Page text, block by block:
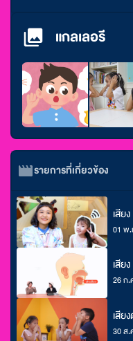
แกลเลอรี
รายการที่เกี่ยวข้อง
เสียง
01 พ.
เสียง
26 ก.
เสีย
30 ส.